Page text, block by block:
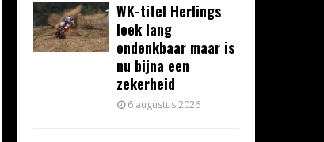
WK-titel Herlings
leek lang
ondenkbaar maar is
nu bijna een
zekerheid
6 augustus 2026